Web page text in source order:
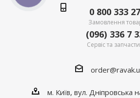
0 800 333
Замовлення
(096) 336 7
Сервіс та
м. Київ, вул. Дніпровська